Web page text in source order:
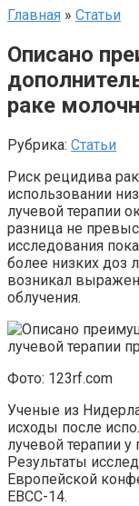
Главная » Статьи
Описано
раке
Рубрика: Статьи
Риск рецидива
использовании
лучевой терапии
разница не
исследования
более низких доз
возникал
облучения.
Фото: 123rf.com
Ученые из
исходы после
лучевой терапии
Результаты
Европейской
EBCC-14.